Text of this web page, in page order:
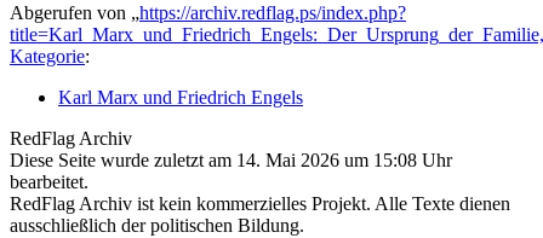
Abgerufen von „https://archiv.redflag.ps/index.php?
Kategorie:
Karl Marx und Friedrich Engels
RedFlag Archiv
Diese Seite wurde zuletzt am 14. Mai 2026 um 15:08 Uhr
bearbeitet.
RedFlag Archiv ist kein kommerzielles Projekt. Alle Texte dienen
ausschließlich der politischen Bildung.